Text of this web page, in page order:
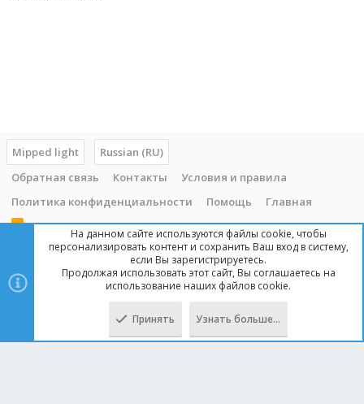
Mipped light
Russian (RU)
Обратная связь
Контакты
Условия и правила
Политика конфиденциальности
Помощь Главная
R
Copyright © 2014 - 2025, mipped.com. Все права защищены. При
копировании материала с сайта, обратная ссылка обязательна!
На данном сайте используются файлы cookie, чтобы
персонализировать контент и сохранить Ваш вход в систему,
если Вы зарегистрируетесь.
Продолжая использовать этот сайт, Вы соглашаетесь на
использование наших файлов cookie.
Принять Узнать больше…